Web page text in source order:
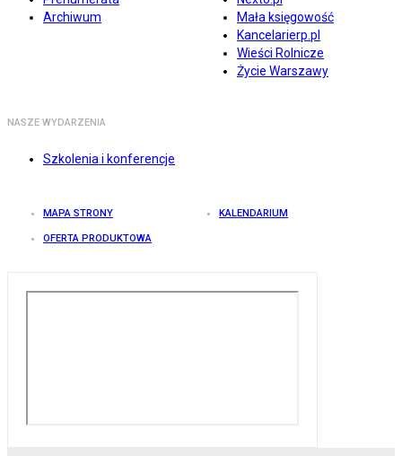
Archiwum
Mała księgowość
Kancelarierp.pl
Wieści Rolnicze
Życie Warszawy
NASZE WYDARZENIA
Szkolenia i konferencje
MAPA STRONY KALENDARIUM
OFERTA PRODUKTOWA